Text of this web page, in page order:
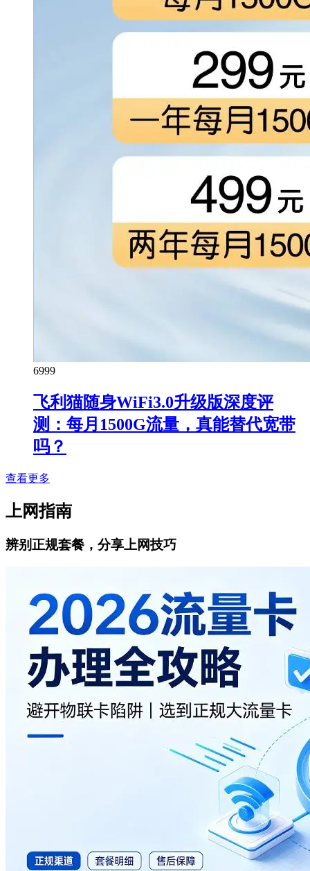
6999
飞利猫随身WiFi3.0升级版深度评
测：每月1500G流量，真能替代宽带
吗？
查看更多
上网指南
辨别正规套餐，分享上网技巧